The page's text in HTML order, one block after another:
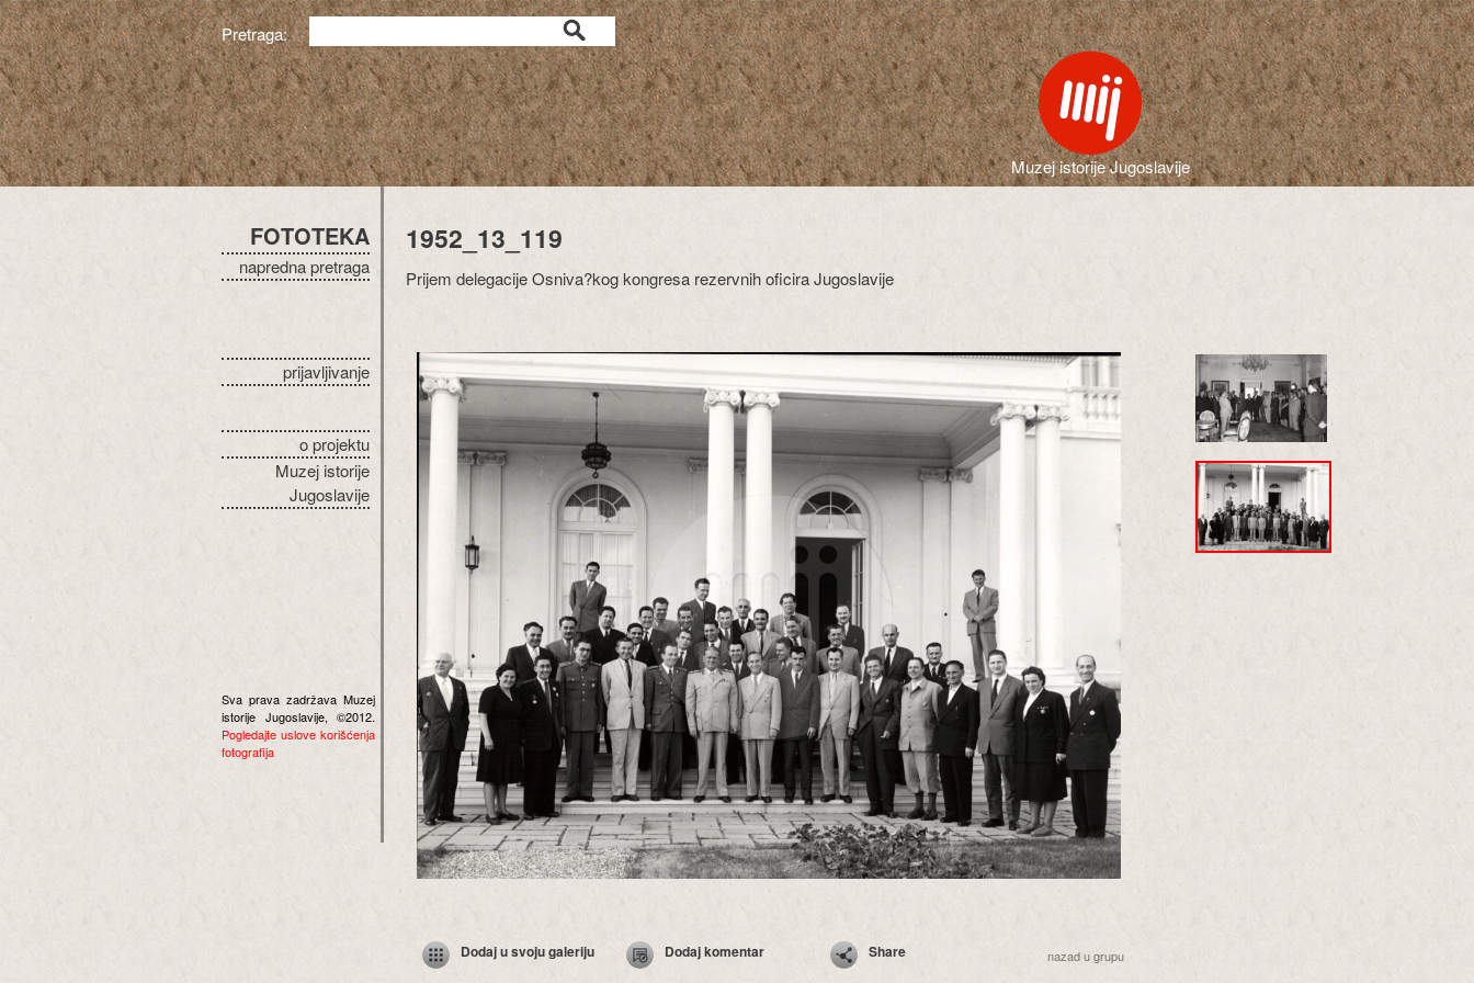
Pretraga:
Muzej istorije Jugoslavije
FOTOTEKA
napredna pretraga
prijavljivanje
o projektu
Muzej istorije
Jugoslavije
Sva prava zadržava Muzej
istorije Jugoslavije, ©2012.
Pogledajte uslove korišćenja
fotografija
1952_13_119
Prijem delegacije Osniva?kog kongresa rezervnih oficira Jugoslavije
Dodaj u svoju galeriju Dodaj komentar Share nazad u grupu